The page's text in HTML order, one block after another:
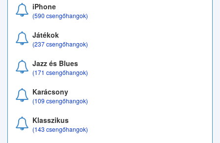
iPhone
(590 csengőhangok)
Játékok
(237 csengőhangok)
Jazz és Blues
(171 csengőhangok)
Karácsony
(109 csengőhangok)
Klasszikus
(143 csengőhangok)